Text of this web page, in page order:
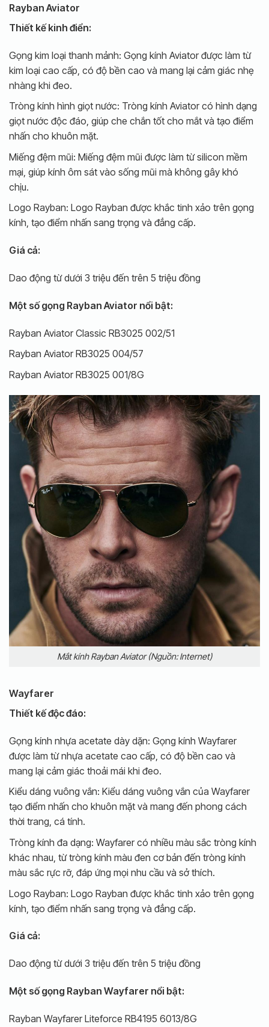
Rayban Aviator
Thiết kế kinh điển:
Gọng kim loại thanh mảnh: Gọng kính Aviator được làm từ
kim loại cao cấp, có độ bền cao và mang lại cảm giác nhẹ
nhàng khi đeo.
Tròng kính hình giọt nước: Tròng kính Aviator có hình dạng
giọt nước độc đáo, giúp che chắn tốt cho mắt và tạo điểm
nhấn cho khuôn mặt.
Miếng đệm mũi: Miếng đệm mũi được làm từ silicon mềm
mại, giúp kính ôm sát vào sống mũi mà không gây khó
chịu.
Logo Rayban: Logo Rayban được khắc tinh xảo trên gọng
kính, tạo điểm nhấn sang trọng và đẳng cấp.
Giá cả:
Dao động từ dưới 3 triệu đến trên 5 triệu đồng
Một số gọng Rayban Aviator nổi bật:
Rayban Aviator Classic RB3025 002/51
Rayban Aviator RB3025 004/57
Rayban Aviator RB3025 001/8G
Mắt kính Rayban Aviator (Nguồn: Internet)
Wayfarer
Thiết kế độc đáo:
Gọng kính nhựa acetate dày dặn: Gọng kính Wayfarer
được làm từ nhựa acetate cao cấp, có độ bền cao và
mang lại cảm giác thoải mái khi đeo.
Kiểu dáng vuông vắn: Kiểu dáng vuông vắn của Wayfarer
tạo điểm nhấn cho khuôn mặt và mang đến phong cách
thời trang, cá tính.
Tròng kính đa dạng: Wayfarer có nhiều màu sắc tròng kính
khác nhau, từ tròng kính màu đen cơ bản đến tròng kính
màu sắc rực rỡ, đáp ứng mọi nhu cầu và sở thích.
Logo Rayban: Logo Rayban được khắc tinh xảo trên gọng
kính, tạo điểm nhấn sang trọng và đẳng cấp.
Giá cả:
Dao động từ dưới 3 triệu đến trên 5 triệu đồng
Một số gọng Rayban Wayfarer nổi bật:
Rayban Wayfarer Liteforce RB4195 6013/8G